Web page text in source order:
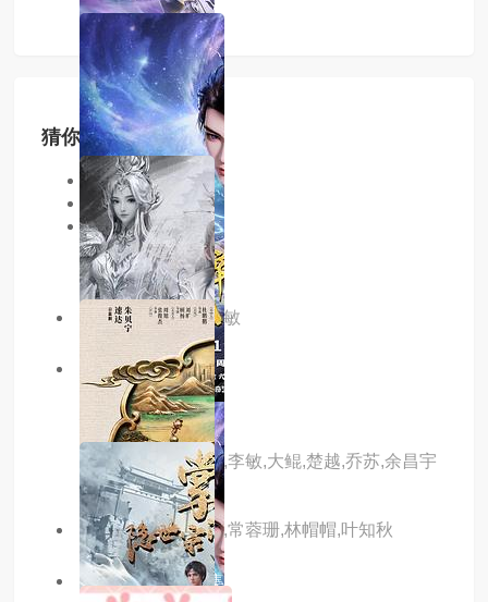
猜你喜欢
同类型
同地区
同年份
主演：陈张太康,李敏
2.0分 更新至60集
双生武魂
主演：王秋皓,刘曼,李敏,大鲲,楚越,乔苏,余昌宇
主演：藤新,李兰陵,常蓉珊,林帽帽,叶知秋
10.0分 更新至47集